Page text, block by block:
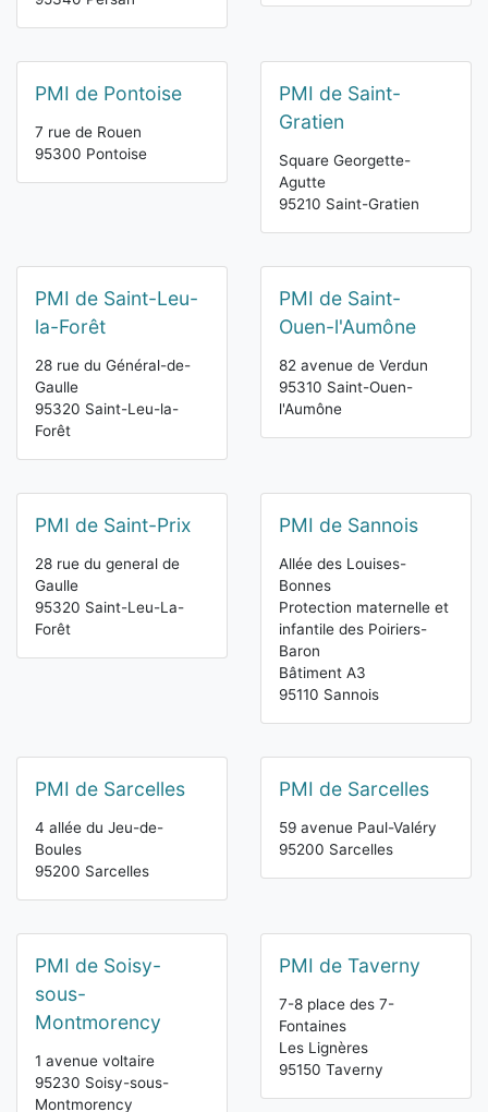
PMI de Pontoise
7 rue de Rouen
95300 Pontoise
PMI de Saint-
Gratien
Square Georgette-
Agutte
95210 Saint-Gratien
PMI de Saint-Leu-
la-Forêt
28 rue du Général-de-
Gaulle
95320 Saint-Leu-la-
Forêt
PMI de Saint-
Ouen-l'Aumône
82 avenue de Verdun
95310 Saint-Ouen-
l'Aumône
PMI de Saint-Prix
28 rue du general de
Gaulle
95320 Saint-Leu-La-
Forêt
PMI de Sannois
Allée des Louises-
Bonnes
Protection maternelle et
infantile des Poiriers-
Baron
Bâtiment A3
95110 Sannois
PMI de Sarcelles
4 allée du Jeu-de-
Boules
95200 Sarcelles
PMI de Sarcelles
59 avenue Paul-Valéry
95200 Sarcelles
PMI de Soisy-
sous-
Montmorency
1 avenue voltaire
95230 Soisy-sous-
Montmorency
PMI de Taverny
7-8 place des 7-
Fontaines
Les Lignères
95150 Taverny